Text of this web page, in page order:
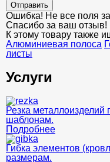
Отправить
Ошибка! Не все поля
Спасибо за ваш отзыв!
К этому товару также
Алюминиевая полоса
листы
Услуги
Резка
шаблонам.
Подробнее
Гибка элементов
размерам.